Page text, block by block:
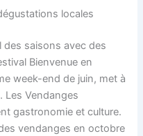
locales
des saisons avec des
Bienvenue en
week-end de juin, met à
Les Vendanges
gastronomie et culture.
vendanges en octobre